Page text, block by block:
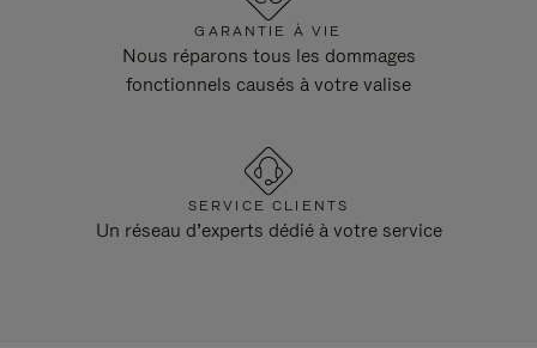
GARANTIE À VIE
Nous réparons tous les dommages
fonctionnels causés à votre valise
SERVICE CLIENTS
Un réseau d’experts dédié à votre service